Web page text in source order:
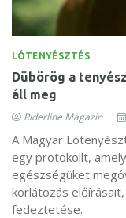
LÓTENYÉSZTÉS
Dübörög a
áll meg
Riderline Magazin
A Magyar
egy protokollt,
egészségüket
korlátozás
fedeztetése.